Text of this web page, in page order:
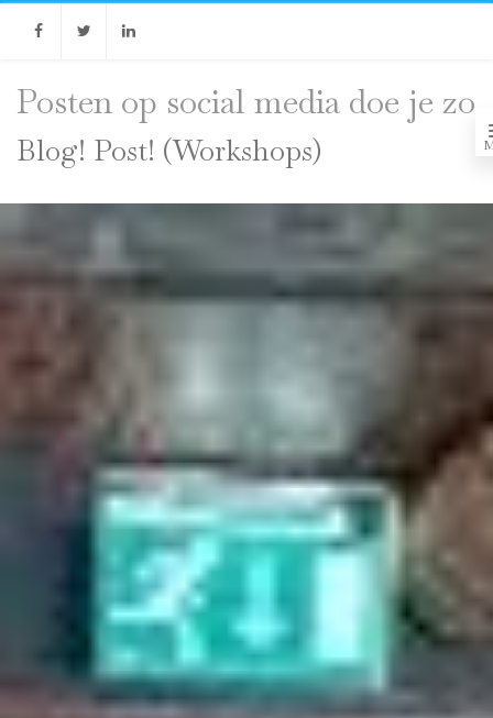
FacebookTwitter
Posten op social media doe je zo
Blog! Post! (Workshops)